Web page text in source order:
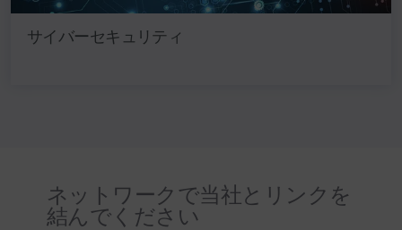
サイバーセキュリティ
ネットワークで当社とリンクを
結んでください